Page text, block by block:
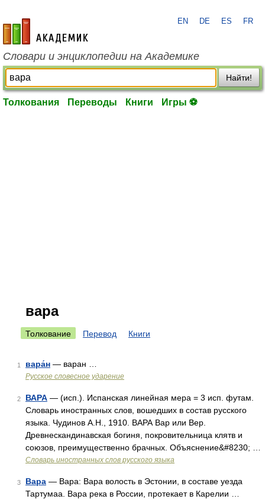
academic.ru
EN DE ES FR
Словари и энциклопедии на Академике
Найти!
Толкования Переводы Книги Игры ⚽
вара
Толкование Перевод Книги
1 вара́н — варан …
Русское словесное ударение
2 ВАРА — (исп.). Испанская линейная мера = 3 исп. футам.
Словарь иностранных слов, вошедших в состав русского
языка. Чудинов А.Н., 1910. ВАРА Вар или Вер.
Древнескандинавская богиня, покровительница клятв и
союзов, преимущественно брачных. Объяснение&#8230; …
Словарь иностранных слов русского языка
3 Вара — Вара: Вара волость в Эстонии, в составе уезда
Тартумаа. Вара река в России, протекает в Карелии …